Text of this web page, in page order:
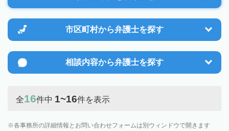
市区町村から弁護士を探す
相談内容から弁護士を探す
全16件中 1~16件を表示
各事務所の詳細情報とお問い合わせフォームは別ウィンドウで開きます